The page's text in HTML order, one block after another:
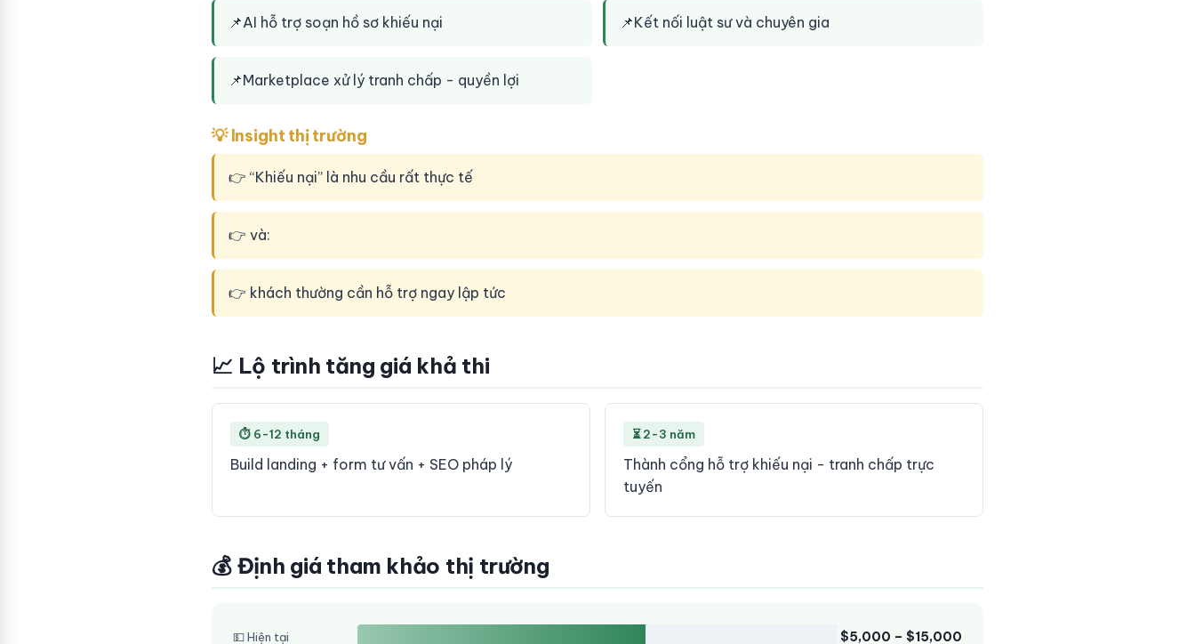
📌AI hỗ trợ soạn hồ sơ khiếu nại 📌Kết nối luật sư và chuyên gia
📌Marketplace xử lý tranh chấp - quyền lợi
💡 Insight thị trường
👉 “Khiếu nại” là nhu cầu rất thực tế
👉 và:
👉 khách thường cần hỗ trợ ngay lập tức
📈 Lộ trình tăng giá khả thi
⏱ 6-12 tháng
Build landing + form tư vấn + SEO pháp lý
⏳ 2-3 năm
Thành cổng hỗ trợ khiếu nại - tranh chấp trực
tuyến
💰 Định giá tham khảo thị trường
💵 Hiện tại $5,000 – $15,000